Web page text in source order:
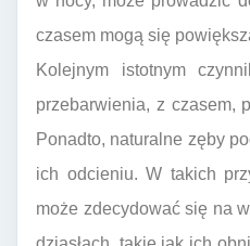
czasem mogą się
Kolejnym istotnym
przebarwienia, z czasem,
Ponadto, naturalne zęby
ich odcieniu. W takich
może zdecydować się na